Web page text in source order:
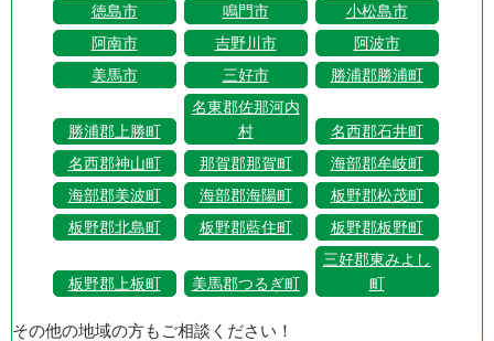
徳島市 鳴門市
小松島市
阿南市
吉野川市
阿波市
美馬市
三好市 勝浦郡勝浦町
勝浦郡上勝町
名東郡佐那河内
村
名西郡石井町
名西郡神山町
那賀郡那賀町
海部郡牟岐町
海部郡美波町
海部郡海陽町
板野郡松茂町
板野郡北島町
板野郡藍住町 板野郡板野町
板野郡上板町 美馬郡つるぎ町
三好郡東みよし
町
その他の地域の方もご相談ください！